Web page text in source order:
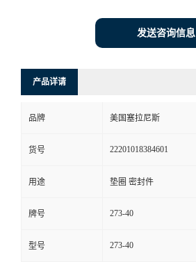
留
言
发送咨询信息
产品详请
品牌 美国塞拉尼斯
货号 22201018384601
用途 垫圈 密封件
牌号 273-40
型号 273-40